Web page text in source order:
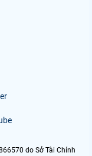
do Sở Tài Chính